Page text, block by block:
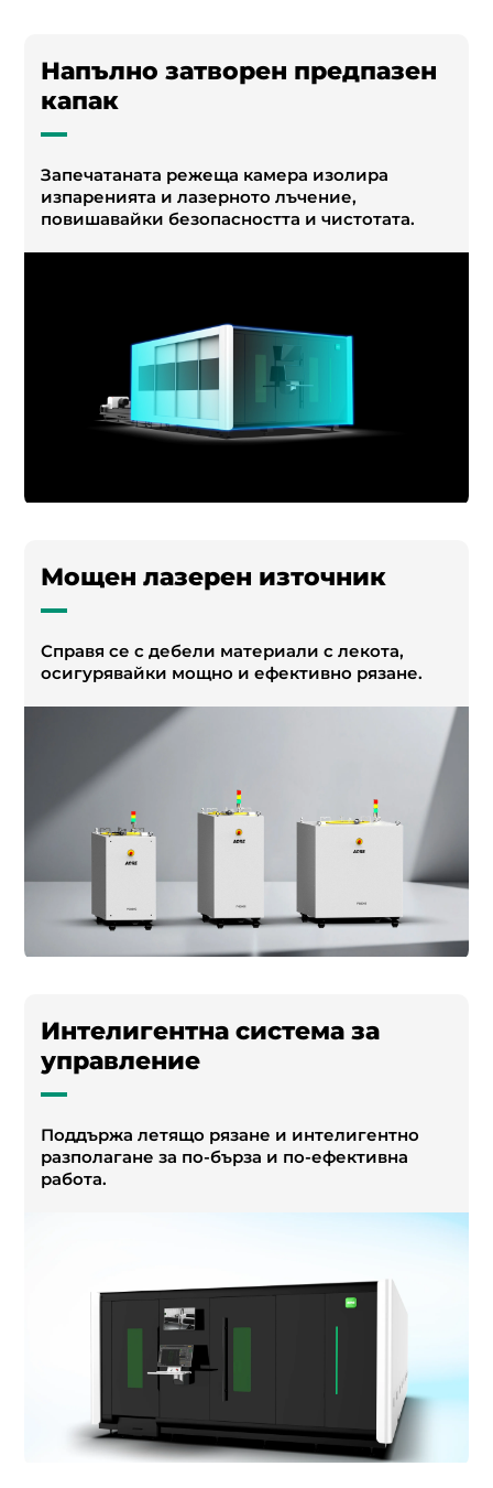
Напълно затворен предпазен
капак
Запечатаната режеща камера изолира
изпаренията и лазерното лъчение,
повишавайки безопасността и чистотата.
Мощен лазерен източник
Справя се с дебели материали с лекота,
осигурявайки мощно и ефективно рязане.
Интелигентна система за
управление
Поддържа летящо рязане и интелигентно
разполагане за по-бърза и по-ефективна
работа.